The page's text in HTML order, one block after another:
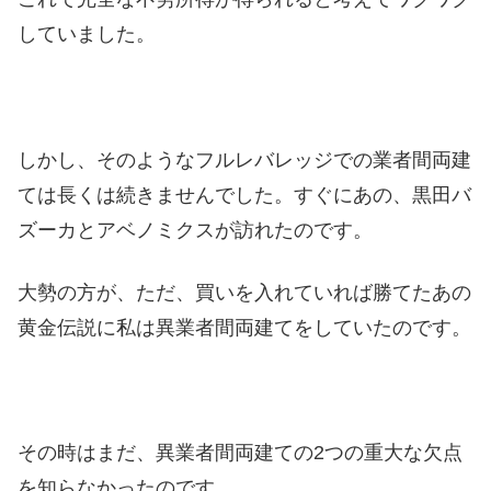
していました。
しかし、そのようなフルレバレッジでの業者間両建
ては長くは続きませんでした。すぐにあの、黒田バ
ズーカとアベノミクスが訪れたのです。
大勢の方が、ただ、買いを入れていれば勝てたあの
黄金伝説に私は異業者間両建てをしていたのです。
その時はまだ、異業者間両建ての2つの重大な欠点